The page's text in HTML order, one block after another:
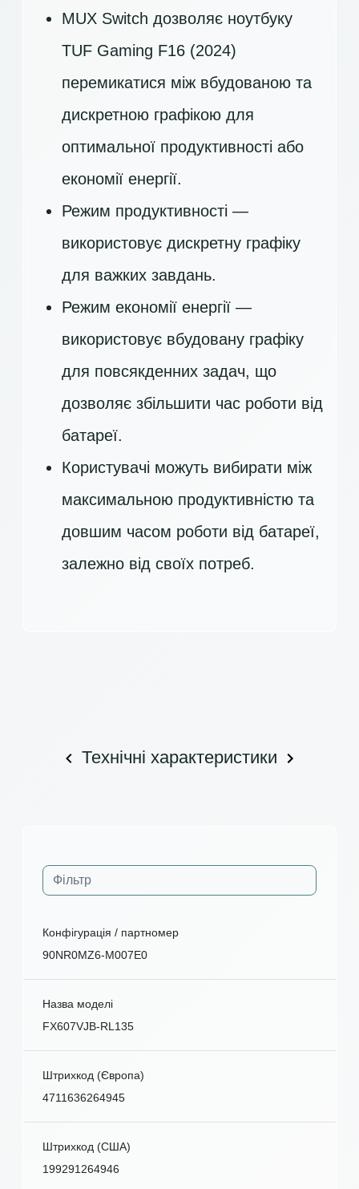
MUX Switch дозволяє ноутбуку
TUF Gaming F16 (2024)
перемикатися між вбудованою та
дискретною графікою для
оптимальної продуктивності або
економії енергії.
Режим продуктивності —
використовує дискретну графіку
для важких завдань.
Режим економії енергії —
використовує вбудовану графіку
для повсякденних задач, що
дозволяє збільшити час роботи від
батареї.
Користувачі можуть вибирати між
максимальною продуктивністю та
довшим часом роботи від батареї,
залежно від своїх потреб.
Технічні характеристики
Конфігурація / партномер
90NR0MZ6-M007E0
Назва моделі
FX607VJB-RL135
Штрихкод (Європа)
4711636264945
Штрихкод (США)
199291264946